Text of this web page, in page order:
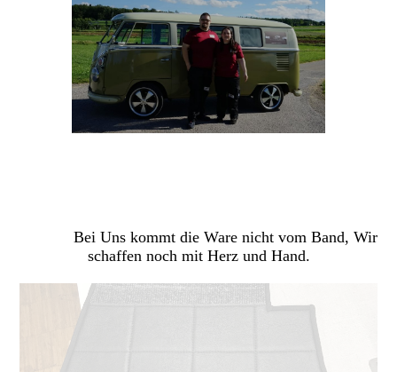
Bei Uns kommt die Ware nicht vom Band, Wir
schaffen noch mit Herz und Hand.